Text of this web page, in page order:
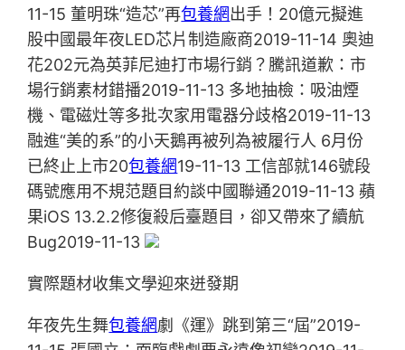
11-15 董明珠“造芯”再包養網出手！20億元擬進
股中國最年夜LED芯片制造廠商2019-11-14 奧迪
花202元為英菲尼迪打市場行銷？騰訊道歉：市
場行銷素材錯播2019-11-13 多地抽檢：吸油煙
機、電磁灶等多批次家用電器分歧格2019-11-13
融進“美的系”的小天鵝再被列為被履行人 6月份
已終止上市20包養網19-11-13 工信部就146號段
碼號應用不規范題目約談中國聯通2019-11-13 蘋
果iOS 13.2.2修復殺后臺題目，卻又帶來了續航
Bug2019-11-13
實際題材收集文學迎來迸發期
年夜先生舞包養網劇《運》跳到第三“屆”2019-